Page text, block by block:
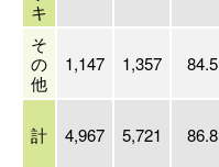
キ
そ
の
他
1,147 1,357 84.5
計 4,967 5,721 86.8